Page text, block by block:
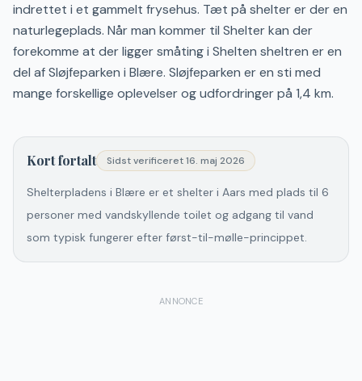
indrettet i et gammelt frysehus. Tæt på shelter er der en
naturlegeplads. Når man kommer til Shelter kan der
forekomme at der ligger småting i Shelten sheltren er en
del af Sløjfeparken i Blære. Sløjfeparken er en sti med
mange forskellige oplevelser og udfordringer på 1,4 km.
Kort fortalt Sidst verificeret16. maj 2026
Shelterpladens i Blære er et shelter i Aars med plads til 6
personer med vandskyllende toilet og adgang til vand
som typisk fungerer efter først-til-mølle-princippet.
ANNONCE